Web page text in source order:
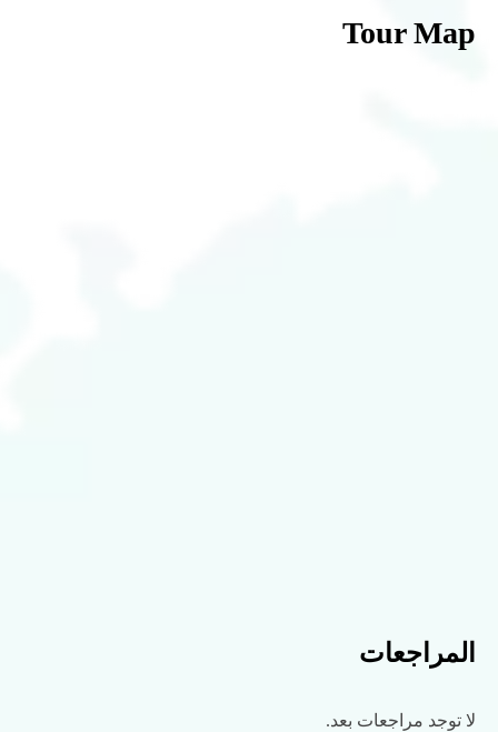
Tour Map
المراجعات
لا توجد مراجعات بعد.